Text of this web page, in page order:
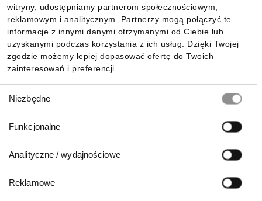
witryny, udostępniamy partnerom społecznościowym,
reklamowym i analitycznym. Partnerzy mogą połączyć te
informacje z innymi danymi otrzymanymi od Ciebie lub
uzyskanymi podczas korzystania z ich usług. Dzięki Twojej
zgodzie możemy lepiej dopasować ofertę do Twoich
zainteresowań i preferencji.
zgody
Niezbędne
Funkcjonalne
Analityczne / wydajnościowe
Reklamowe
Pobierz naszą aplikację mobilną: